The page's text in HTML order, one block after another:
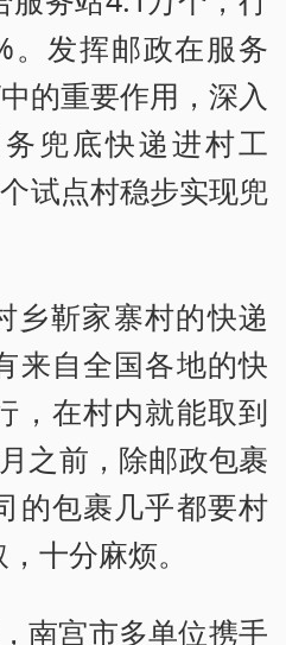
。发挥邮政在服务
的重要作用，深入
兜底快递进村工
试点村稳步实现兜
乡靳家寨村的快递
来自全国各地的快
，在村内就能取到
之前，除邮政包裹
的包裹几乎都要村
十分麻烦。
南宫市多单位携手